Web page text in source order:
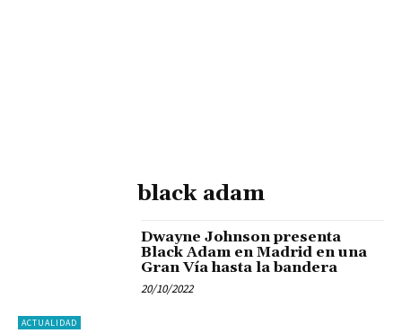
black adam
ACTUALIDAD
Dwayne Johnson presenta
Black Adam en Madrid en una
Gran Vía hasta la bandera
20/10/2022